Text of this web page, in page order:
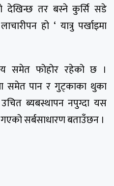
देखिन्छ तर बस्ने कुर्सि सडे
हो ‘ यात्रु पर्खाइमा
समेत फोहोर रहेको छ ।
समेत पान र गुट्काका थुका
ब्यबस्थापन नपुग्दा यस
सर्बसाधारण बताउँछन ।